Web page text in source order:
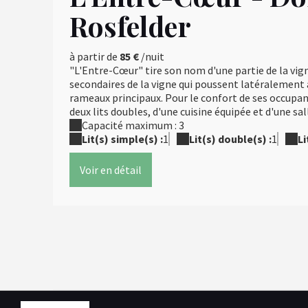
Rosfelder
à partir de 85 € /nuit
"L'Entre-Cœur" tire son nom d'une partie de la
secondaires de la vigne qui poussent latéralement
rameaux principaux. Pour le confort de ses
deux lits doubles, d'une cuisine équipée et d'une
Capacité maximum : 3
Lit(s) simple(s) :1 Lit(s) double(s) :1
Voir en détail